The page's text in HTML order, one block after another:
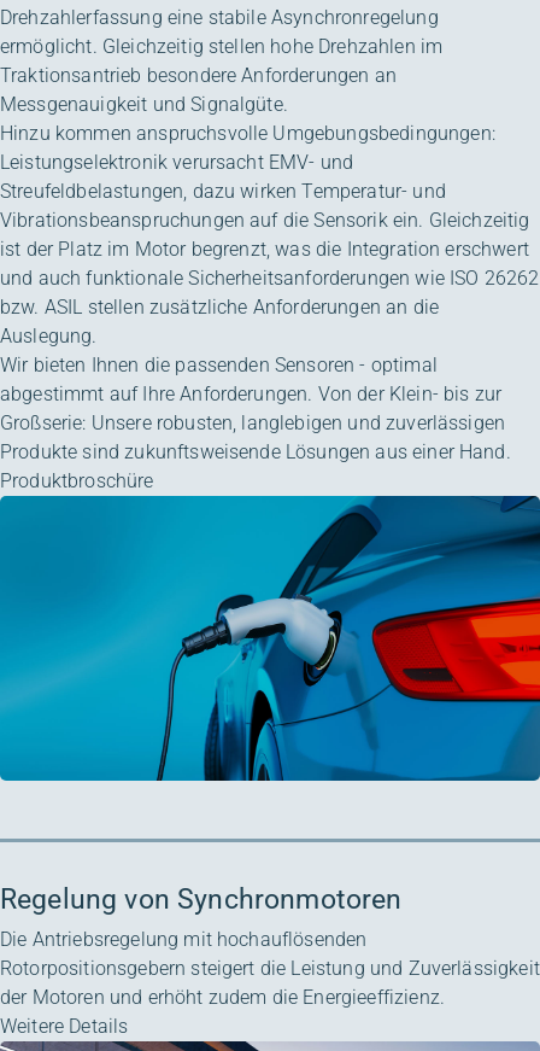
Drehzahlerfassung eine stabile Asynchronregelung
ermöglicht. Gleichzeitig stellen hohe Drehzahlen im
Traktionsantrieb besondere Anforderungen an
Messgenauigkeit und Signalgüte.
Hinzu kommen anspruchsvolle Umgebungsbedingungen:
Leistungselektronik verursacht EMV- und
Streufeldbelastungen, dazu wirken Temperatur- und
Vibrationsbeanspruchungen auf die Sensorik ein. Gleichzeitig
ist der Platz im Motor begrenzt, was die Integration erschwert
und auch funktionale Sicherheitsanforderungen wie ISO 26262
bzw. ASIL stellen zusätzliche Anforderungen an die
Auslegung.
Wir bieten Ihnen die passenden Sensoren - optimal
abgestimmt auf Ihre Anforderungen. Von der Klein- bis zur
Großserie: Unsere robusten, langlebigen und zuverlässigen
Produkte sind zukunftsweisende Lösungen aus einer Hand.
Produktbroschüre
Regelung von Synchronmotoren
Die Antriebsregelung mit hochauflösenden
Rotorpositionsgebern steigert die Leistung und Zuverlässigkeit
der Motoren und erhöht zudem die Energieeffizienz.
Weitere Details